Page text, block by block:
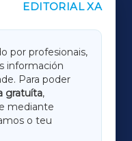
EDITORIAL XA
por profesionais,
información
Para poder
gratuíta,
mediante
o teu